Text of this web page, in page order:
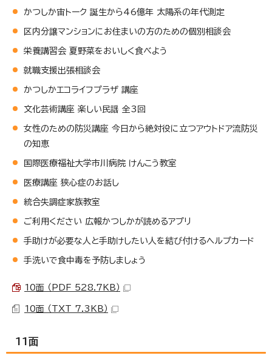
かつしか宙トーク 誕生から46億年 太陽系の年代測定
区内分譲マンションにお住まいの方のための個別相談会
栄養講習会 夏野菜をおいしく食べよう
就職支援出張相談会
かつしかエコライフプラザ 講座
文化芸術講座 楽しい民謡 全3回
女性のための防災講座 今日から絶対役に立つアウトドア流防災
の知恵
国際医療福祉大学市川病院 けんこう教室
医療講座 狭心症のお話し
統合失調症家族教室
ご利用ください 広報かつしかが読めるアプリ
手助けが必要な人と手助けしたい人を結び付けるヘルプカード
手洗いで食中毒を予防しましょう
10面 （PDF 528.7KB）
10面 （TXT 7.3KB）
11面